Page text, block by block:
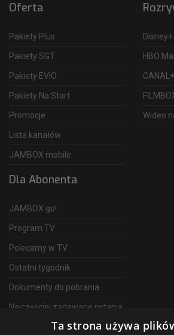
Oferta
Pakiety Plus
Pakiety SGT
Pakiety EVIO
Pakiety Na Start
Promocje
Lista kanałów
JAMBOX mobile
Disney+
HBO
CANAL+
Wideo
Dla Abonenta
JAMBOX go!
Program TV
Polecamy w TV
Ostatni tygodnik
Dokumenty do pobrania
Najczęściej zadawane pytania
Ta strona używa